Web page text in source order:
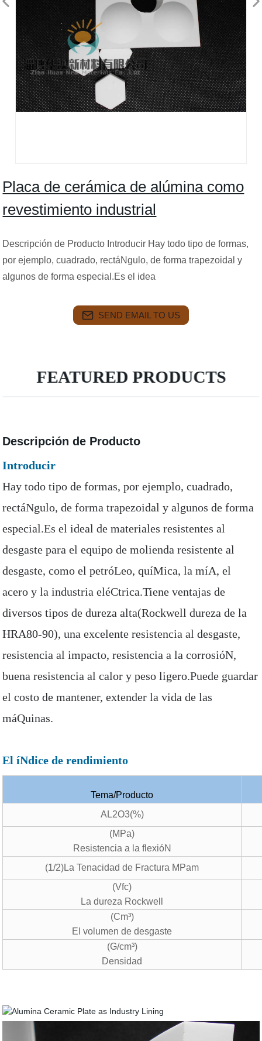
Placa de cerámica de alúmina como
revestimiento industrial
Descripción de Producto Introducir Hay todo tipo de formas,
por ejemplo, cuadrado, rectáNgulo, de forma trapezoidal y
algunos de forma especial.Es el idea
SEND EMAIL TO US
FEATURED PRODUCTS
Descripción de Producto
Introducir
Hay todo tipo de formas, por ejemplo, cuadrado,
rectáNgulo, de forma trapezoidal y algunos de forma
especial.Es el ideal de materiales resistentes al
desgaste para el equipo de molienda resistente al
desgaste, como el petróLeo, quíMica, la míA, el
acero y la industria eléCtrica.Tiene ventajas de
diversos tipos de dureza alta(Rockwell dureza de la
HRA80-90), una excelente resistencia al desgaste,
resistencia al impacto, resistencia a la corrosióN,
buena resistencia al calor y peso ligero.Puede guardar
el costo de mantener, extender la vida de las
máQuinas.
El íNdice de rendimiento
Tema/Producto
AL2O3(%)
(MPa)
Resistencia a la flexióN
(1/2)La Tenacidad de Fractura MPam
(Vfc)
La dureza Rockwell
(Cm³)
El volumen de desgaste
(G/cm³)
Densidad